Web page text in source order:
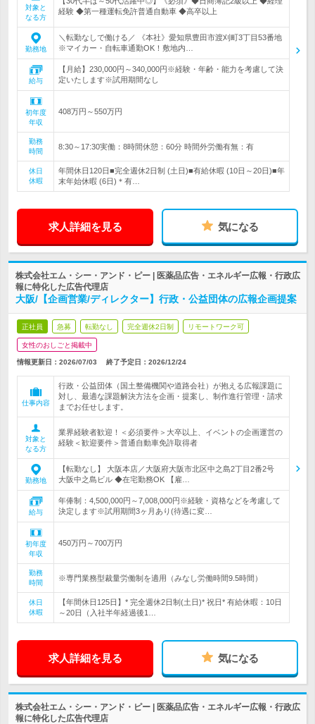
対象と
なる方
経験 ◆第一種運転免許普通自動車 ◆高卒以上
勤務地
＼転勤なしで働ける／ 《本社》愛知県豊田市渡刈町3丁目53番地
※マイカー・自転車通勤OK！敷地内…
給与
【月給】230,000円～340,000円※経験・年齢・能力を考慮して決
定いたします※試用期間なし
初年度
年収
408万円～550万円
勤務
時間
8:30～17:30実働：8時間休憩：60分 時間外労働有無：有
休日
休暇
年間休日120日■完全週休2日制 (土日)■有給休暇 (10日～20日)■年
末年始休暇 (6日)＊有…
求人詳細を見る 気になる
株式会社エム・シー・アンド・ピー | 医薬品広告・エネルギー広報・行政広
報に特化した広告代理店
大阪/【企画営業/ディレクター】行政・公益団体の広報企画提案
正社員 急募 転勤なし 完全週休2日制 リモートワーク可
女性のおしごと掲載中
情報更新日：2026/07/03 終了予定日： 2026/12/24
仕事内容
行政・公益団体（国土整備機関や道路会社）が抱える広報課題に
対し、最適な課題解決方法を企画・提案し、制作進行管理・請求
までお任せします。
対象と
なる方
業界経験者歓迎！＜必須要件＞大卒以上、イベントの企画運営の
経験＜歓迎要件＞普通自動車免許取得者
勤務地
【転勤なし】 大阪本店／大阪府大阪市北区中之島2丁目2番2号
大阪中之島ビル ◆在宅勤務OK 【雇…
給与
年俸制：4,500,000円～7,008,000円※経験・資格などを考慮して
決定します※試用期間3ヶ月あり(待遇に変…
初年度
年収
450万円～700万円
勤務
時間
※専門業務型裁量労働制を適用（みなし労働時間9.5時間）
休日
休暇
【年間休日125日】* 完全週休2日制(土日)* 祝日* 有給休暇：10日
～20日（入社半年経過後1…
求人詳細を見る 気になる
株式会社エム・シー・アンド・ピー | 医薬品広告・エネルギー広報・行政広
報に特化した広告代理店